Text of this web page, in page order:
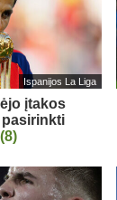
Ispanijos La Liga
įtakos
(8)